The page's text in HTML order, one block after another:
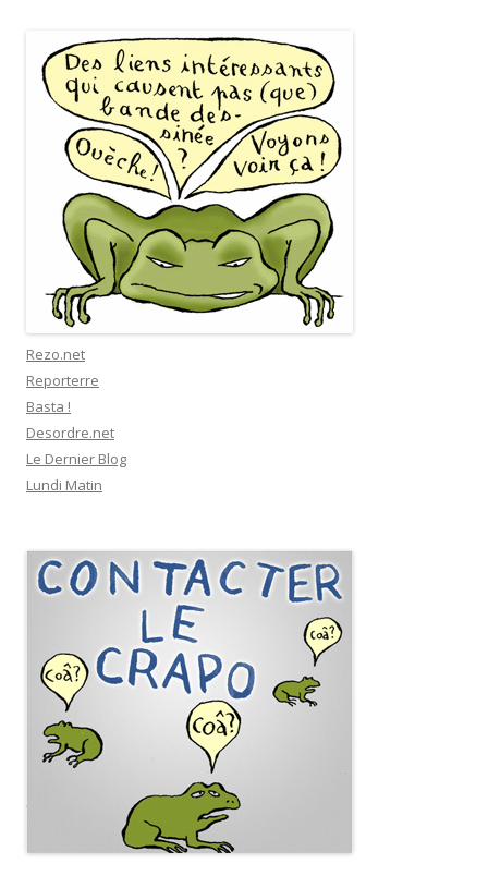
Rezo.net
Reporterre
Basta !
Desordre.net
Le Dernier Blog
Lundi Matin